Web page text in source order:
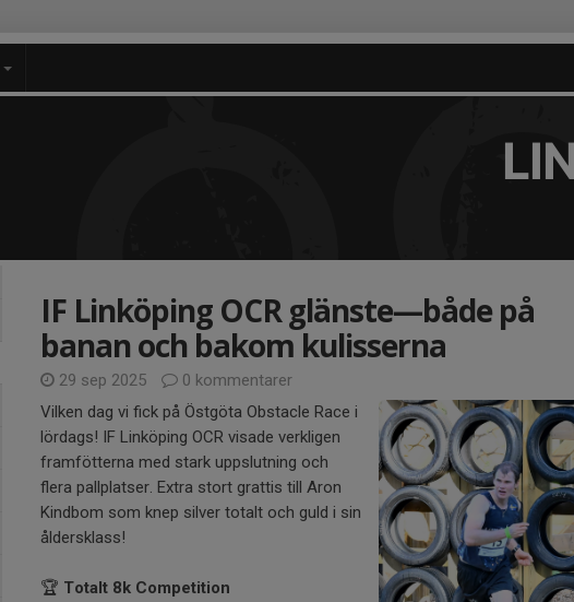
IF Linköping OCR glänste—både på
banan och bakom kulisserna
29 sep 2025 0 kommentarer
Vilken dag vi fick på Östgöta Obstacle Race i
lördags! IF Linköping OCR visade verkligen
framfötterna med stark uppslutning och
flera pallplatser. Extra stort grattis till Aron
Kindbom som knep silver totalt och guld i sin
åldersklass!
🏆 Totalt 8k Competition